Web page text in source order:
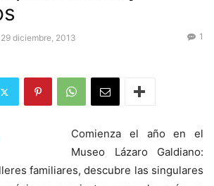
29 diciembre, 2013 1
Comienza el año en el
Museo Lázaro Galdiano:
familiares, descubre las singulares